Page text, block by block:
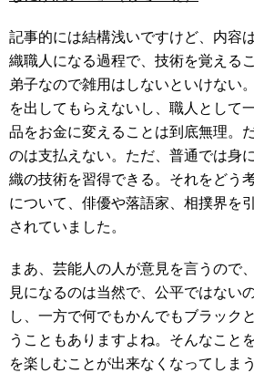
記事的には結構浅いですけど、内容
織職人になる過程で、技術を覚える
弟子なので雑用はしないといけない
を出してもらえないし、職人として
品をお金に変えることは到底無理。
のは支払えない。ただ、普通では身
織の技術を習得できる。それをどう
について、俳優や落語家、相撲界を
されていました。
まあ、芸能人の人が意見を言うので
見になるのは当然で、公平ではない
し、一方で何でもかんでもブラック
うこともありますよね。そんなこと
を楽しむことが出来なくなってしま